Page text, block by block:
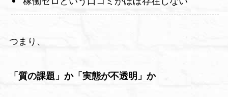
つまり、
「質の課題」か「実態が不透明」か